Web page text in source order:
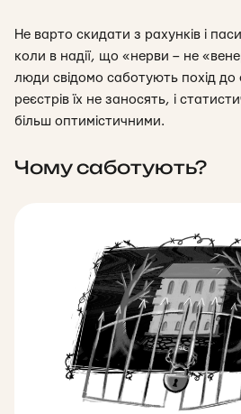
Не варто скидати з рахунків і
коли в надії, що «нерви – не
люди свідомо саботують похід до
реєстрів їх не заносять, і
більш оптимістичними.
Чому саботують?